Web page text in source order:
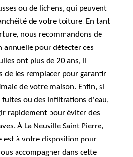
ou de lichens, qui peuvent
de votre toiture. En tant
nous recommandons de
annuelle pour détecter ces
ont plus de 20 ans, il
de les remplacer pour garantir
de votre maison. Enfin, si
fuites ou des infiltrations d'eau,
rapidement pour éviter des
À La Neuville Saint Pierre,
est à votre disposition pour
accompagner dans cette